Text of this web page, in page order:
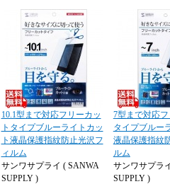
10.1型まで対応フリーカッ
トタイプブルーライトカッ
ト液晶保護指紋防止光沢フ
ィルム
サンワサプライ ( SANWA
SUPPLY )
7型まで対応フ
タイプブルー
液晶保護指紋
ルム
サンワサプラ
SUPPLY )